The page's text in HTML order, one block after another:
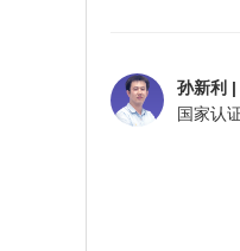
孙新利 |